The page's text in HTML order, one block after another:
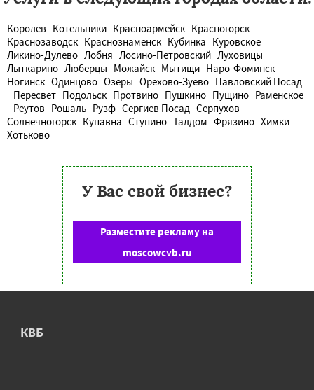
Королев Котельники Красноармейск Красногорск
Краснозаводск Краснознаменск Кубинка Куровское
Ликино-Дулево Лобня Лосино-Петровский Луховицы
Лыткарино Люберцы Можайск Мытищи Наро-Фоминск
Ногинск Одинцово Озеры Орехово-Зуево Павловский Посад
Пересвет Подольск Протвино Пушкино Пущино Раменское
Реутов Рошаль Рузф Сергиев Посад Серпухов
Солнечногорск Купавна Ступино Талдом Фрязино Химки
Хотьково
У Вас свой бизнес?
Разместите рекламу на
moscowcvb.ru
КВБ